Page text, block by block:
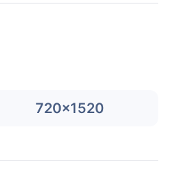
720x1520